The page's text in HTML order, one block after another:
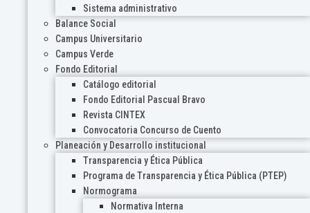
Sistema administrativo
Balance Social
Campus Universitario
Campus Verde
Fondo Editorial
Catálogo editorial
Fondo Editorial Pascual Bravo
Revista CINTEX
Convocatoria Concurso de Cuento
Planeación y Desarrollo institucional
Transparencia y Ética Pública
Programa de Transparencia y Ética Pública (PTEP)
Normograma
Normativa Interna